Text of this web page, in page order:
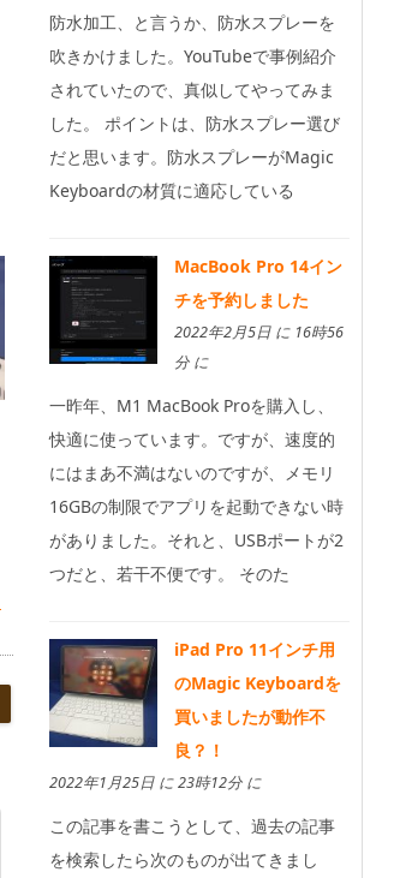
防水加工、と言うか、防水スプレーを
吹きかけました。YouTubeで事例紹介
されていたので、真似してやってみま
した。 ポイントは、防水スプレー選び
だと思います。防水スプレーがMagic
Keyboardの材質に適応している
MacBook Pro 14イン
チを予約しました
2022年2月5日 に 16時56
分 に
一昨年、M1 MacBook Proを購入し、
快適に使っています。ですが、速度的
にはまあ不満はないのですが、メモリ
16GBの制限でアプリを起動できない時
がありました。それと、USBポートが2
つだと、若干不便です。 そのた
iPad Pro 11インチ用
のMagic Keyboardを
買いましたが動作不
良？！
2022年1月25日 に 23時12分 に
この記事を書こうとして、過去の記事
を検索したら次のものが出てきまし